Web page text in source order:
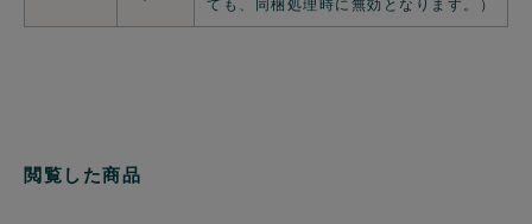
ても、同梱処理時に無効となります。）
閲覧した商品